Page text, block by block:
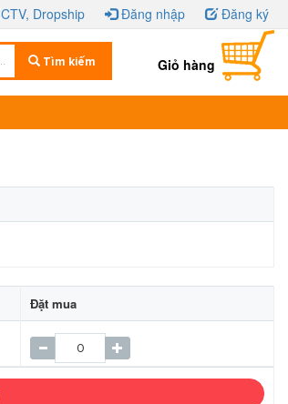
CTV, Dropship Đăng nhập Đăng ký
Giỏ hàng
Tìm kiếm
Đặt mua